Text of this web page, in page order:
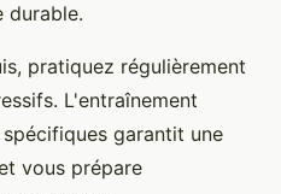
durable.
pratiquez régulièrement
L'entraînement
garantit une
vous prépare